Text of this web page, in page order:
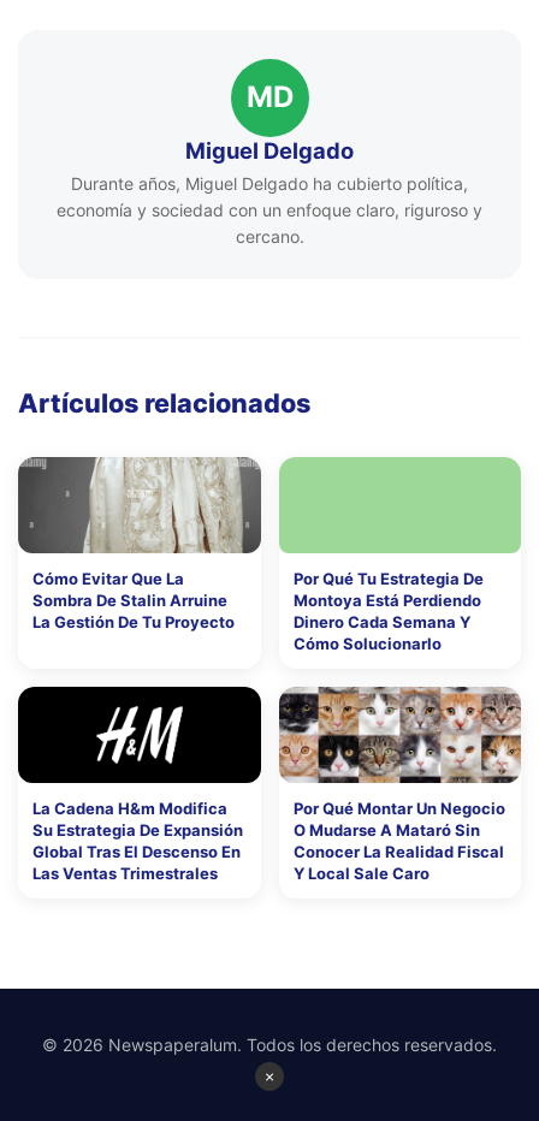
MD
Miguel Delgado
Durante años, Miguel Delgado ha cubierto política,
economía y sociedad con un enfoque claro, riguroso y
cercano.
Artículos relacionados
Cómo Evitar Que La
Sombra De Stalin Arruine
La Gestión De Tu Proyecto
Por Qué Tu Estrategia De
Montoya Está Perdiendo
Dinero Cada Semana Y
Cómo Solucionarlo
La Cadena H&m Modifica
Su Estrategia De Expansión
Global Tras El Descenso En
Las Ventas Trimestrales
Por Qué Montar Un Negocio
O Mudarse A Mataró Sin
Conocer La Realidad Fiscal
Y Local Sale Caro
×
© 2026 Newspaperalum. Todos los derechos reservados.